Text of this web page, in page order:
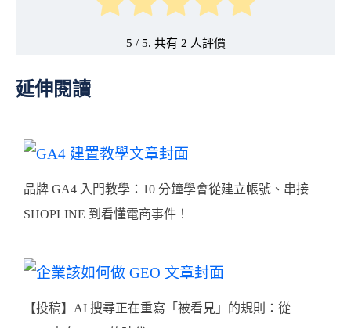
5 / 5. 共有 2
延伸閱讀
品牌 GA4 入門教學：10 分鐘學會從建立帳號、串接
SHOPLINE 到看懂電商事件！
【投稿】AI 搜尋正在重寫「被看見」的規則：從